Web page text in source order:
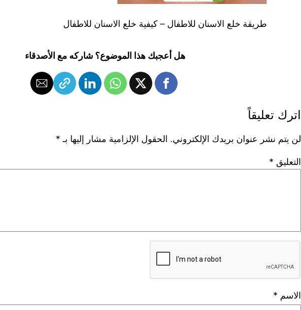
طريقة خلع الاسنان للاطفال – كيفية خلع الاسنان للاطفال
هل أعجبك هذا الموضوع؟ شاركه مع الأصدقاء
اترك تعليقاً
لن يتم نشر عنوان بريدك الإلكتروني. الحقول الإلزامية مشار إليها بـ *
التعليق *
الاسم *